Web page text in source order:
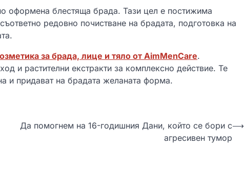
оформена блестяща брада. Тази цел е постижима
редовно почистване на брадата, подготовка на
за брада, лице и тяло от AimMenCare.
и растителни екстракти за комплексно действие. Те
и придават на брадата желаната форма.
Да помогнем на 16-годишния Дани, който се бори с
агресивен тумор
⟶